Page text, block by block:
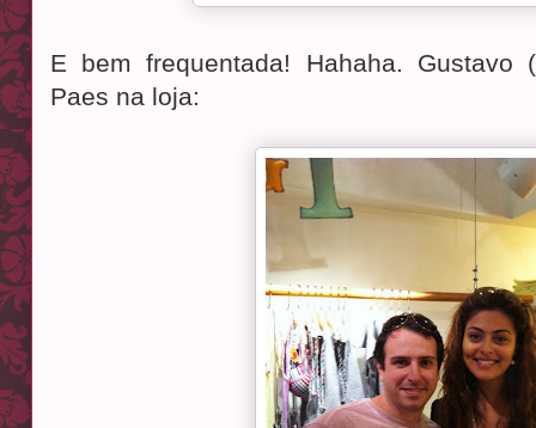
E bem frequentada! Hahaha. Gustavo
Paes na loja: